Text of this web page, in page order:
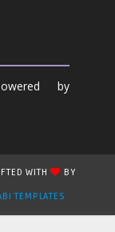
by
WITH
BY
TEMPLATES